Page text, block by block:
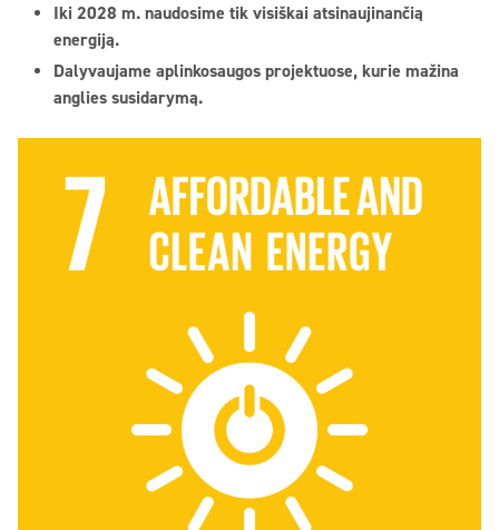
Iki 2028 m. naudosime tik visiškai atsinaujinančią
energiją.
Dalyvaujame aplinkosaugos projektuose, kurie mažina
anglies susidarymą.